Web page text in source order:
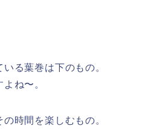
る葉巻は下のもの。
ね〜。
時間を楽しむもの。